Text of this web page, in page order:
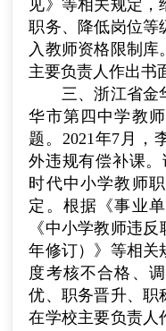
见》等相关规定
职务、降低岗位等
入教师资格限制
主要负责人作出书
三、浙江省金
华市第四中学教
题。 2021年7 月，
外违规有偿补课。
时代中小学教师
定。根据《事业
《中小学教师违
年修订）》等相关
度考核不合格、
优、职务晋升、职
在学校主要负责人